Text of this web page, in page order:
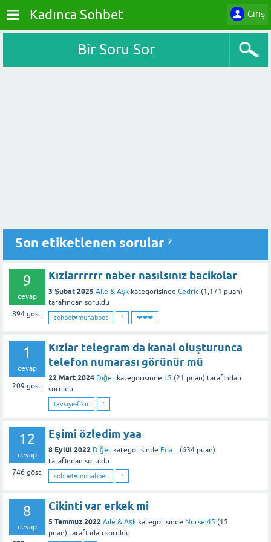
Giriş
Kadınca Sohbet
Bir Soru Sor
Son etiketlenen sorular ⁷
9
cevap
894göst.
Kızlarrrrrr naber nasılsınız bacikolar
3 Şubat 2025 Aile & Aşk kategorisinde Cedric (1,171 puan)
tarafından soruldu
sohbet♥️muhabbet ⁷ ❤❤❤
1
cevap
209 göst.
Kızlar telegram da kanal oluşturunca
telefon numarası görünür mü
22 Mart 2024 Diğer kategorisinde L5 (21 puan) tarafından
soruldu
tavsiye-fikir ⁷
12
cevap
746 göst.
Eşimi özledim yaa
8 Eylül 2022 Diğer kategorisinde Eda... (634 puan)
tarafından soruldu
sohbet♥️muhabbet ⁷
8
cevap
Cikinti var erkek mi
5 Temmuz 2022 Aile & Aşk kategorisinde Nursel45 (15
puan) tarafından soruldu